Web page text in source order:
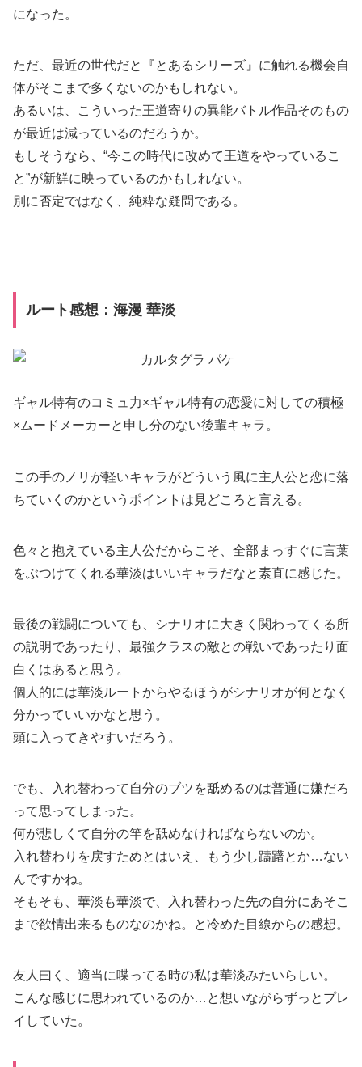
になった。
ただ、最近の世代だと『とあるシリーズ』に触れる機会自
体がそこまで多くないのかもしれない。
あるいは、こういった王道寄りの異能バトル作品そのもの
が最近は減っているのだろうか。
もしそうなら、“今この時代に改めて王道をやっているこ
と”が新鮮に映っているのかもしれない。
別に否定ではなく、純粋な疑問である。
ルート感想： 海漫 華淡
ギャル特有のコミュ力×ギャル特有の恋愛に対しての積極
×ムードメーカーと申し分のない後輩キャラ。
この手のノリが軽いキャラがどういう風に主人公と恋に落
ちていくのかというポイントは見どころと言える。
色々と抱えている主人公だからこそ、全部まっすぐに言葉
をぶつけてくれる華淡はいいキャラだなと素直に感じた。
最後の戦闘についても、シナリオに大きく関わってくる所
の説明であったり、最強クラスの敵との戦いであったり面
白くはあると思う。
個人的には華淡ルートからやるほうがシナリオが何となく
分かっていいかなと思う。
頭に入ってきやすいだろう。
でも、入れ替わって自分のブツを舐めるのは普通に嫌だろ
って思ってしまった。
何が悲しくて自分の竿を舐めなければならないのか。
入れ替わりを戻すためとはいえ、もう少し躊躇とか…ない
んですかね。
そもそも、華淡も華淡で、入れ替わった先の自分にあそこ
まで欲情出来るものなのかね。と冷めた目線からの感想。
友人曰く、適当に喋ってる時の私は華淡みたいらしい。
こんな感じに思われているのか…と想いながらずっとプレ
イしていた。